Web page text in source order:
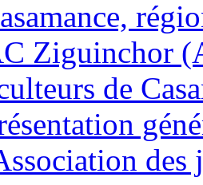
Ziguinchor
de
des